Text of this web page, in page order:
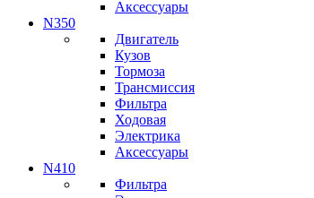
Аксессуары
N350
Двигатель
Кузов
Тормоза
Трансмиссия
Фильтра
Ходовая
Электрика
Аксессуары
N410
Фильтра